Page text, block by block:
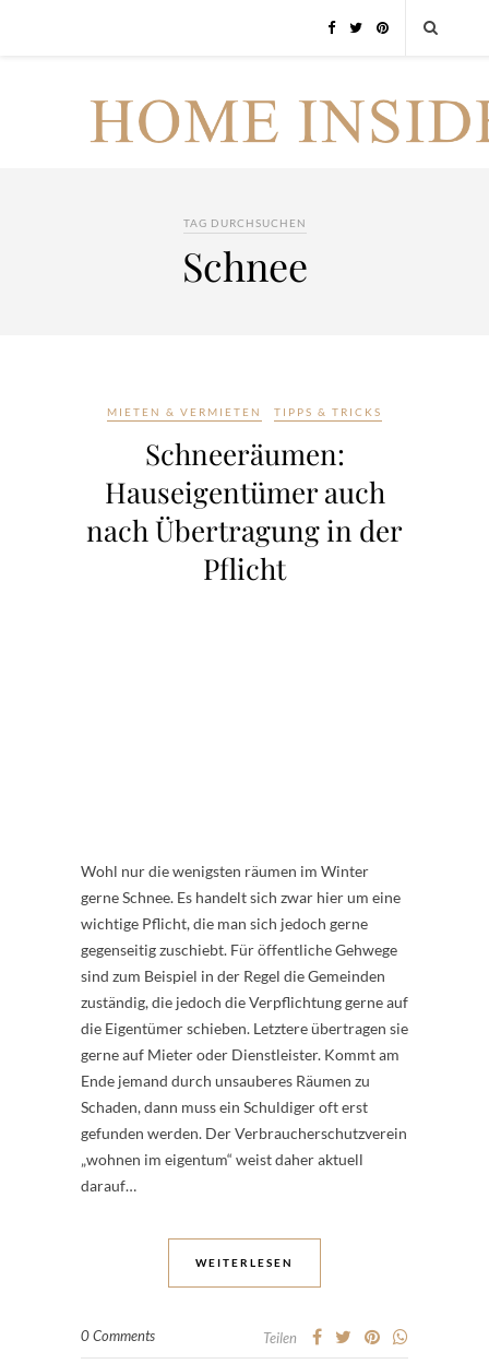
TAG DURCHSUCHEN
Schnee
MIETEN & VERMIETEN TIPPS & TRICKS
Schneeräumen:
Hauseigentümer auch
nach Übertragung in der
Pflicht
Wohl nur die wenigsten räumen im Winter
gerne Schnee. Es handelt sich zwar hier um eine
wichtige Pflicht, die man sich jedoch gerne
gegenseitig zuschiebt. Für öffentliche Gehwege
sind zum Beispiel in der Regel die Gemeinden
zuständig, die jedoch die Verpflichtung gerne auf
die Eigentümer schieben. Letztere übertragen sie
gerne auf Mieter oder Dienstleister. Kommt am
Ende jemand durch unsauberes Räumen zu
Schaden, dann muss ein Schuldiger oft erst
gefunden werden. Der Verbraucherschutzverein
„wohnen im eigentum“ weist daher aktuell
darauf…
WEITERLESEN
0 Comments Teilen